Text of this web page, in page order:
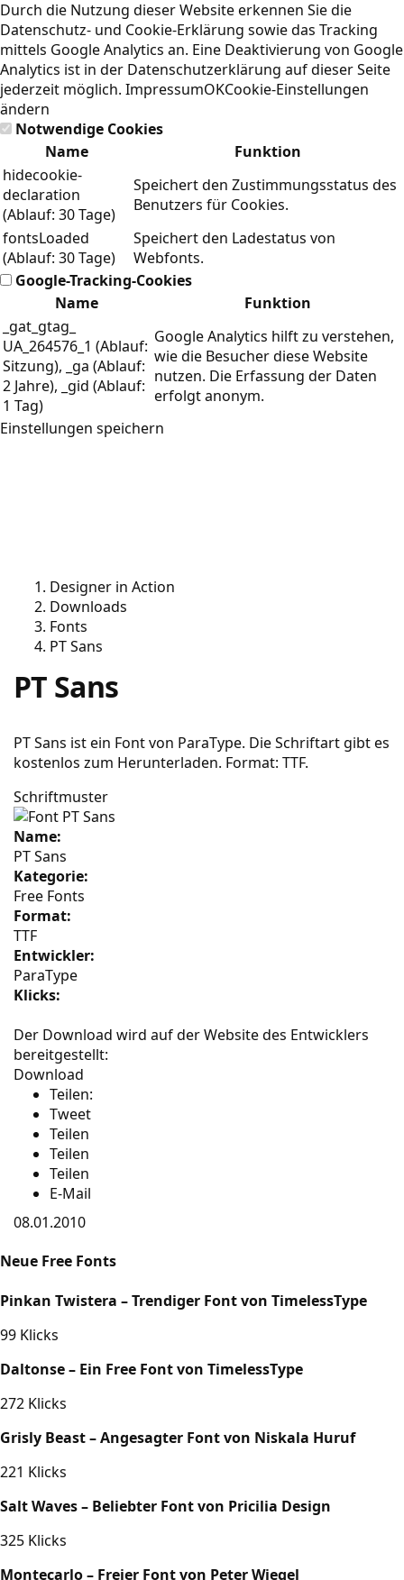
Durch die Nutzung dieser Website erkennen Sie die
Datenschutz- und Cookie-Erklärung sowie das Tracking
mittels Google Analytics an. Eine Deaktivierung von Google
Analytics ist in der Datenschutzerklärung auf dieser Seite
jederzeit möglich. ImpressumOKCookie-Einstellungen
ändern
Notwendige Cookies
Name
Funktion
hidecookie-
declaration
(Ablauf: 30 Tage)
Speichert den Zustimmungsstatus des
Benutzers für Cookies.
fontsLoaded
(Ablauf: 30 Tage)
Speichert den Ladestatus von
Webfonts.
Google-Tracking-Cookies
Name
Funktion
_gat_gtag_
UA_264576_1 (Ablauf:
Sitzung), _ga (Ablauf:
2 Jahre), _gid (Ablauf:
1 Tag)
Google Analytics hilft zu verstehen,
wie die Besucher diese Website
nutzen. Die Erfassung der Daten
erfolgt anonym.
Einstellungen speichern
Designer in Action
Downloads
Fonts
PT Sans
PT Sans
PT Sans ist ein Font von ParaType. Die Schriftart gibt es
kostenlos zum Herunterladen. Format: TTF.
Schriftmuster
Name:
PT Sans
Kategorie:
Free Fonts
Format:
TTF
Entwickler:
ParaType
Klicks:
Der Download wird auf der Website des Entwicklers
bereitgestellt:
Download
Teilen:
Tweet
Teilen
Teilen
Teilen
E-Mail
08.01.2010
Neue Free Fonts
Pinkan Twistera – Trendiger Font von TimelessType
99 Klicks
Daltonse – Ein Free Font von TimelessType
272 Klicks
Grisly Beast – Angesagter Font von Niskala Huruf
221 Klicks
Salt Waves – Beliebter Font von Pricilia Design
325 Klicks
Montecarlo – Freier Font von Peter Wiegel